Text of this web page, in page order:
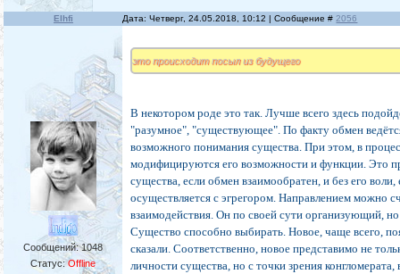
Elhfi Дата: Четверг, 24.05.2018, 10:12 | Сообщение #2056
Сообщений:1048
Статус:Offline
это происходит посыл из будущего
В некотором роде это так. Лучше всего здесь
"разумное", "существующее". По факту обмен
возможного понимания существа. При этом, в
модифицируются его возможности и функции. Это
существа, если обмен взаимообратен, и без его воли,
осуществляется с эгрегором. Направлением можно
взаимодействия. Он по своей сути организующий,
Существо способно выбирать. Новое, чаще всего,
сказали. Соответственно, новое представимо не
личности существа, но с точки зрения